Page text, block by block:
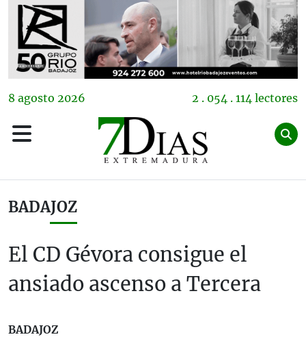
8 agosto 2026 2 . 054 . 114 lectores
BADAJOZ
El CD Gévora consigue el
ansiado ascenso a Tercera
BADAJOZ